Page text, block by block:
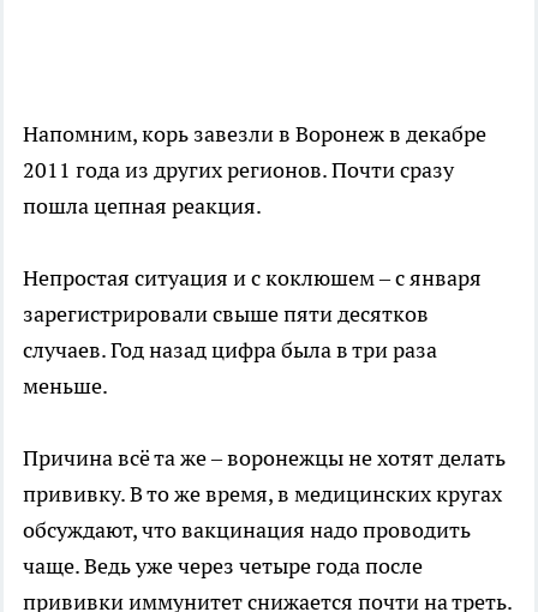
Напомним, корь завезли в Воронеж в декабре
2011 года из других регионов. Почти сразу
пошла цепная реакция.
Непростая ситуация и с коклюшем – с января
зарегистрировали свыше пяти десятков
случаев. Год назад цифра была в три раза
меньше.
Причина всё та же – воронежцы не хотят делать
прививку. В то же время, в медицинских кругах
обсуждают, что вакцинация надо проводить
чаще. Ведь уже через четыре года после
прививки иммунитет снижается почти на треть.